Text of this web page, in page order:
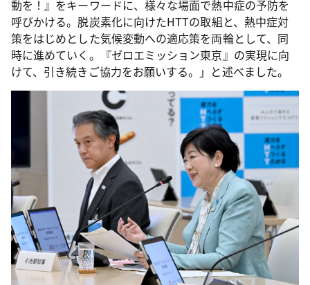
動を！』をキーワードに、様々な場面で熱中症の予防を
呼びかける。脱炭素化に向けたHTTの取組と、熱中症対
策をはじめとした気候変動への適応策を両輪として、同
時に進めていく。『ゼロエミッション東京』の実現に向
けて、引き続きご協力をお願いする。」と述べました。